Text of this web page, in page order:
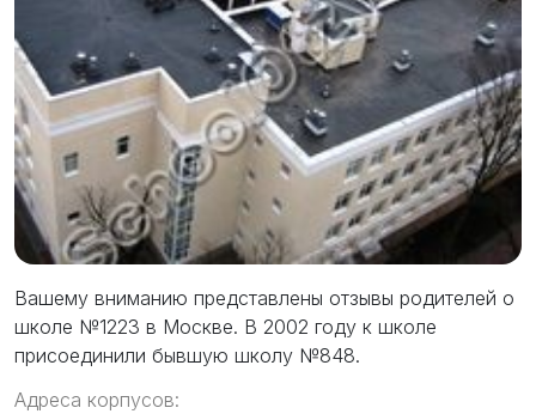
Вашему вниманию представлены отзывы родителей о
школе №1223 в Москве. В 2002 году к школе
присоединили бывшую школу №848.
Адреса корпусов: